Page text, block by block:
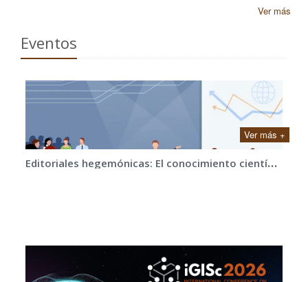
Ver más
Eventos
Ver más +
E
ditoriales hegemónicas: El conocimiento científico bajo llave y cómo romper el cerrojo